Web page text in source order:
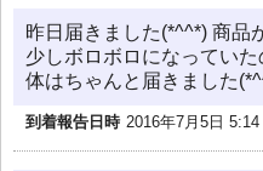
昨日届きました(*^^*) 商品
少しボロボロになってい
体はちゃんと届きました
到着報告日時 2016年7月5日 5:14